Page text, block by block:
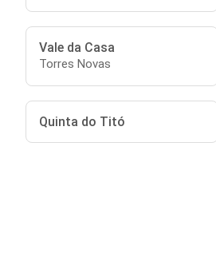
Vale da Casa
Torres Novas
Quinta do Titó